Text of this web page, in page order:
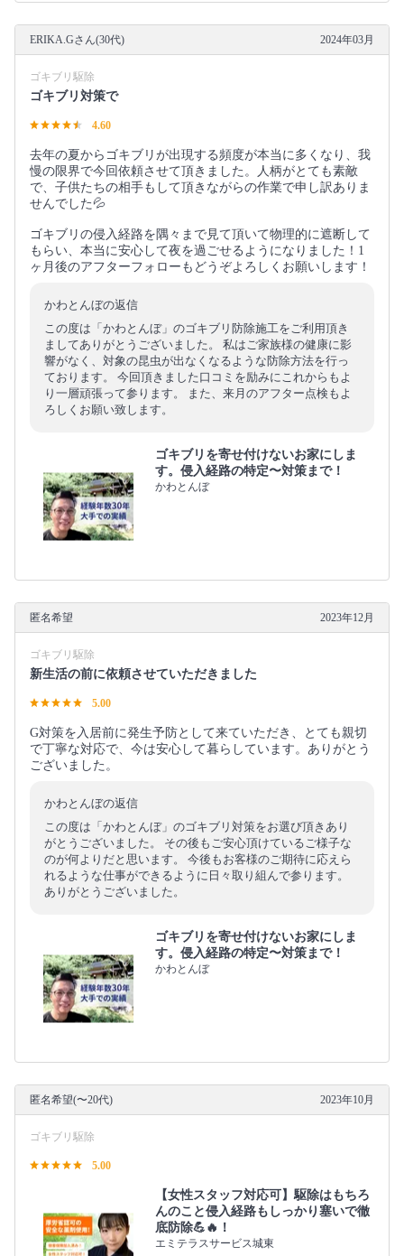
ERIKA.Gさん(30代) 2024年03月
ゴキブリ駆除
ゴキブリ対策で
4.60
去年の夏からゴキブリが出現する頻度が本当に多くなり、我
慢の限界で今回依頼させて頂きました。人柄がとても素敵
で、子供たちの相手もして頂きながらの作業で申し訳ありま
せんでした💦
ゴキブリの侵入経路を隅々まで見て頂いて物理的に遮断して
もらい、本当に安心して夜を過ごせるようになりました！1
ヶ月後のアフターフォローもどうぞよろしくお願いします！
かわとんぼの返信
この度は「かわとんぼ」のゴキブリ防除施工をご利用頂き
ましてありがとうございました。 私はご家族様の健康に影
響がなく、対象の昆虫が出なくなるような防除方法を行っ
ております。 今回頂きました口コミを励みにこれからもよ
り一層頑張って参ります。 また、来月のアフター点検もよ
ろしくお願い致します。
ゴキブリを寄せ付けないお家にしま
す。侵入経路の特定〜対策まで！
かわとんぼ
匿名希望 2023年12月
ゴキブリ駆除
新生活の前に依頼させていただきました
5.00
G対策を入居前に発生予防として来ていただき、とても親切
で丁寧な対応で、今は安心して暮らしています。ありがとう
ございました。
かわとんぼの返信
この度は「かわとんぼ」のゴキブリ対策をお選び頂きあり
がとうございました。 その後もご安心頂けているご様子な
のが何よりだと思います。 今後もお客様のご期待に応えら
れるような仕事ができるように日々取り組んで参ります。
ありがとうございました。
ゴキブリを寄せ付けないお家にしま
す。侵入経路の特定〜対策まで！
かわとんぼ
匿名希望(〜20代) 2023年10月
ゴキブリ駆除
5.00
【女性スタッフ対応可】駆除はもちろ
んのこと侵入経路もしっかり塞いで徹
底防除💪🔥！
エミテラスサービス城東